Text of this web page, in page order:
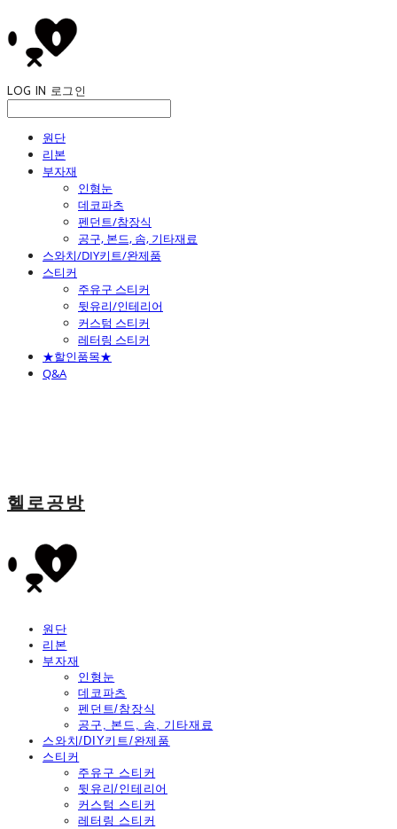
LOG IN 로그인
원단
리본
부자재
인형눈
데코파츠
펜던트/참장식
공구, 본드, 솜, 기타재료
스와치/DIY키트/완제품
스티커
주유구 스티커
뒷유리/인테리어
커스텀 스티커
레터링 스티커
★할인품목★
Q&A
헬로공방
원단
리본
부자재
인형눈
데코파츠
펜던트/참장식
공구, 본드, 솜, 기타재료
스와치/DIY키트/완제품
스티커
주유구 스티커
뒷유리/인테리어
커스텀 스티커
레터링 스티커